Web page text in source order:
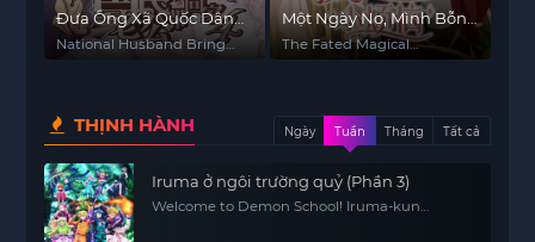
Đưa Ông Xã Quốc Dân
Về Nhà (Phần 4)
National Husband Bring
Một Ngày Nọ, Mình Bỗng
Dưng Trở Thành Công
Chúa
The Fated Magical
THỊNH HÀNH Ngày Tuần Tháng Tất cả
Iruma ở ngôi trường quỷ (Phần 3)
Welcome to Demon School! Iruma-kun